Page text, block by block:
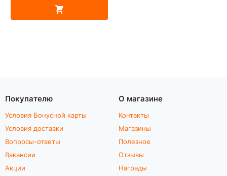
Покупателю
Условия Бонусной карты
Условия доставки
Вопросы-ответы
Вакансии
Акции
О магазине
Контакты
Магазины
Полезное
Отзывы
Награды